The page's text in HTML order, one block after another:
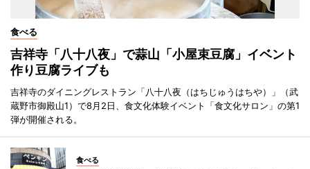
食べる
吉祥寺「八十八夜」で蒜山「小屋束豆腐」イベント
作り豆腐ライブも
吉祥寺のダイニングレストラン「八十八夜（はちじゅうはちや）」（武
蔵野市御殿山1）で8月2日、食文化体験イベント「食文化サロン」の第1
弾が開催される。
食べる